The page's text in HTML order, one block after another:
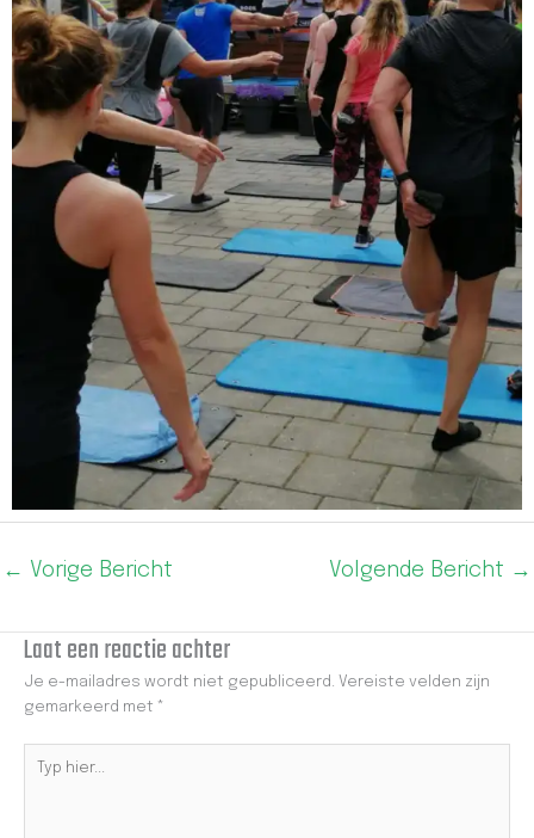
← Vorige Bericht Volgende Bericht →
Laat een reactie achter
Je e-mailadres wordt niet gepubliceerd. Vereiste velden zijn
gemarkeerd met *
hier...